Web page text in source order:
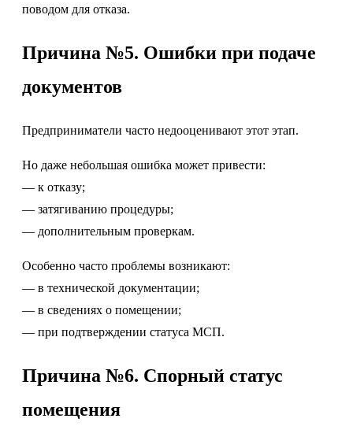
поводом для отказа.
Причина №5. Ошибки при подаче
документов
Предприниматели часто недооценивают этот этап.
Но даже небольшая ошибка может привести:
— к отказу;
— затягиванию процедуры;
— дополнительным проверкам.
Особенно часто проблемы возникают:
— в технической документации;
— в сведениях о помещении;
— при подтверждении статуса МСП.
Причина №6. Спорный статус
помещения